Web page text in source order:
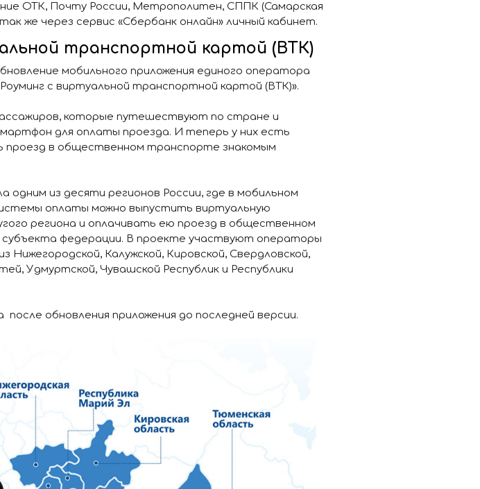
ОТК, Почту России, Метрополитен, СППК (Самарская
же через сервис «Сбербанк онлайн» личный кабинет.
транспортной картой (ВТК)
мобильного приложения единого оператора
с виртуальной транспортной картой (ВТК)».
которые путешествуют по стране и
для оплаты проезда. И теперь у них есть
проезд в общественном транспорте знакомым
одним из десяти регионов России, где в мобильном
оплаты можно выпустить виртуальную
региона и оплачивать ею проезд в общественном
федерации. В проекте участвуют операторы
Нижегородской, Калужской, Кировской, Свердловской,
Удмуртской, Чувашской Республик и Республики
обновления приложения до последней версии.